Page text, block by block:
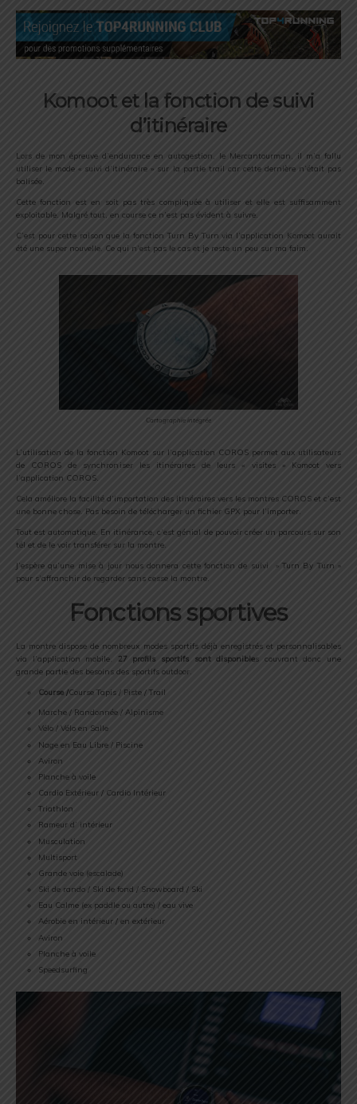
Komoot et la fonction de suivi
d’itinéraire
Lors de mon épreuve d’endurance en autogestion, le Mercantourman, il m’a fallu
utiliser le mode « suivi d’itinéraire » sur la partie trail car cette dernière n’était pas
balisée.
Cette fonction est en soit pas très compliquée à utiliser et elle est suffisamment
exploitable. Malgré tout, en course ce n’est pas évident à suivre.
C’est pour cette raison que la fonction Turn By Turn via l’application Komoot aurait
été une super nouvelle. Ce qui n’est pas le cas et je reste un peu sur ma faim.
Cartographie intégrée
L’utilisation de la fonction Komoot sur l’application COROS permet aux utilisateurs
de COROS de synchroniser les itinéraires de leurs « visites » Komoot vers
l’application COROS.
Cela améliore la facilité d’importation des itinéraires vers les montres COROS et c’est
une bonne chose. Pas besoin de télécharger un fichier GPX pour l’importer.
Tout est automatique. En itinérance, c’est génial de pouvoir créer un parcours sur son
tél et de le voir transférer sur la montre.
J’espère qu’une mise à jour nous donnera cette fonction de suivi » Turn By Turn »
pour s’affranchir de regarder sans cesse la montre.
Fonctions sportives
La montre dispose de nombreux modes sportifs déjà enregistrés et personnalisables
via l’application mobile. 27 profils sportifs sont disponibles couvrant donc une
grande partie des besoins des sportifs outdoor.
Course /Course Tapis / Piste / Trail
Marche / Randonnée / Alpinisme
Vélo / Vélo en Salle
Nage en Eau Libre / Piscine
Aviron
Planche à voile
Cardio Extérieur / Cardio Intérieur
Triathlon
Rameur d’ intérieur
Musculation
Multisport
Grande voie (escalade)
Ski de rando / Ski de fond / Snowboard / Ski
Eau Calme (ex paddle ou autre) / eau vive
Aérobie en intérieur / en extérieur
Aviron
Planche à voile
Speedsurfing